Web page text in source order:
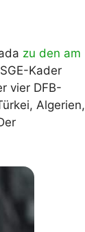
zu den am
Kader
vier DFB-
Algerien,